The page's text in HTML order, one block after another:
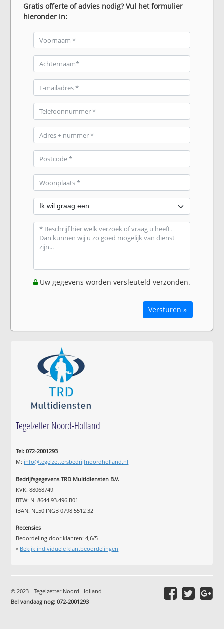
Gratis offerte of advies nodig? Vul het formulier
hieronder in:
Uw gegevens worden versleuteld verzonden.
Versturen »
Tegelzetter Noord-Holland
Tel: 072-2001293
M: info@tegelzettersbedrijfnoordholland.nl
Bedrijfsgegevens TRD Multidiensten B.V.
KVK: 88068749
BTW: NL8644.93.496.B01
IBAN: NL50 INGB 0798 5512 32
Recensies
Beoordeling door klanten:4,6/5
» Bekijk individuele klantbeoordelingen
© 2023 - Tegelzetter Noord-Holland
Bel vandaag nog: 072-2001293